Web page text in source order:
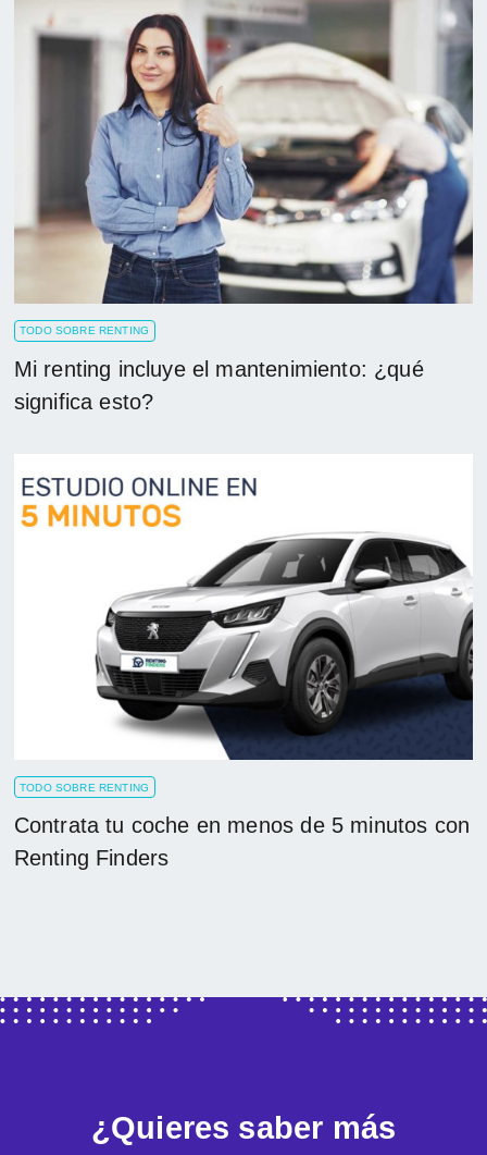
TODO SOBRE RENTING
Mi renting incluye el mantenimiento: ¿qué
significa esto?
TODO SOBRE RENTING
Contrata tu coche en menos de 5 minutos con
Renting Finders
¿Quieres saber más